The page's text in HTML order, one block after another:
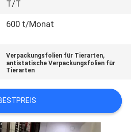
T/T
600 t/Monat
Verpackungsfolien für Tierarten,
antistatische Verpackungsfolien für
Tierarten